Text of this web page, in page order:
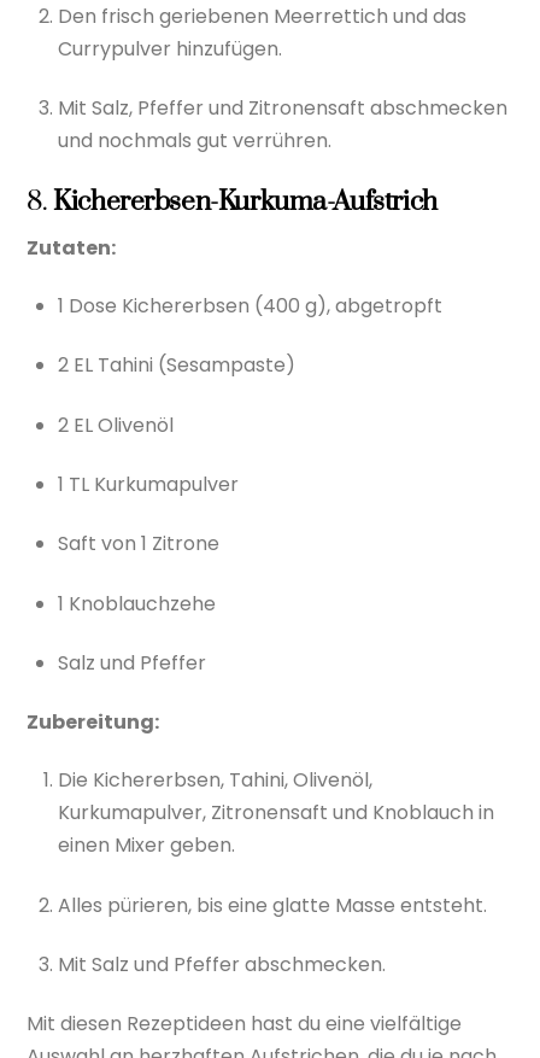
Den frisch geriebenen Meerrettich und das
Currypulver hinzufügen.
Mit Salz, Pfeffer und Zitronensaft abschmecken
und nochmals gut verrühren.
8.Kichererbsen-Kurkuma-Aufstrich
Zutaten:
1 Dose Kichererbsen (400 g), abgetropft
2 EL Tahini (Sesampaste)
2 EL Olivenöl
1 TL Kurkumapulver
Saft von 1 Zitrone
1 Knoblauchzehe
Salz und Pfeffer
Zubereitung:
Die Kichererbsen, Tahini, Olivenöl,
Kurkumapulver, Zitronensaft und Knoblauch in
einen Mixer geben.
Alles pürieren, bis eine glatte Masse entsteht.
Mit Salz und Pfeffer abschmecken.
Mit diesen Rezeptideen hast du eine vielfältige